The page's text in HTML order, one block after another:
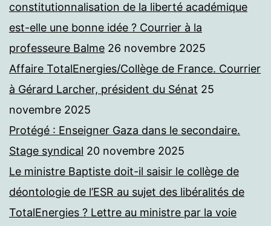
constitutionnalisation de la liberté académique
est-elle une bonne idée ? Courrier à la
professeure Balme 26 novembre 2025
Affaire TotalEnergies/Collège de France. Courrier
à Gérard Larcher, président du Sénat 25
novembre 2025
Protégé : Enseigner Gaza dans le secondaire.
Stage syndical 20 novembre 2025
Le ministre Baptiste doit-il saisir le collège de
déontologie de l’ESR au sujet des libéralités de
TotalEnergies ? Lettre au ministre par la voie